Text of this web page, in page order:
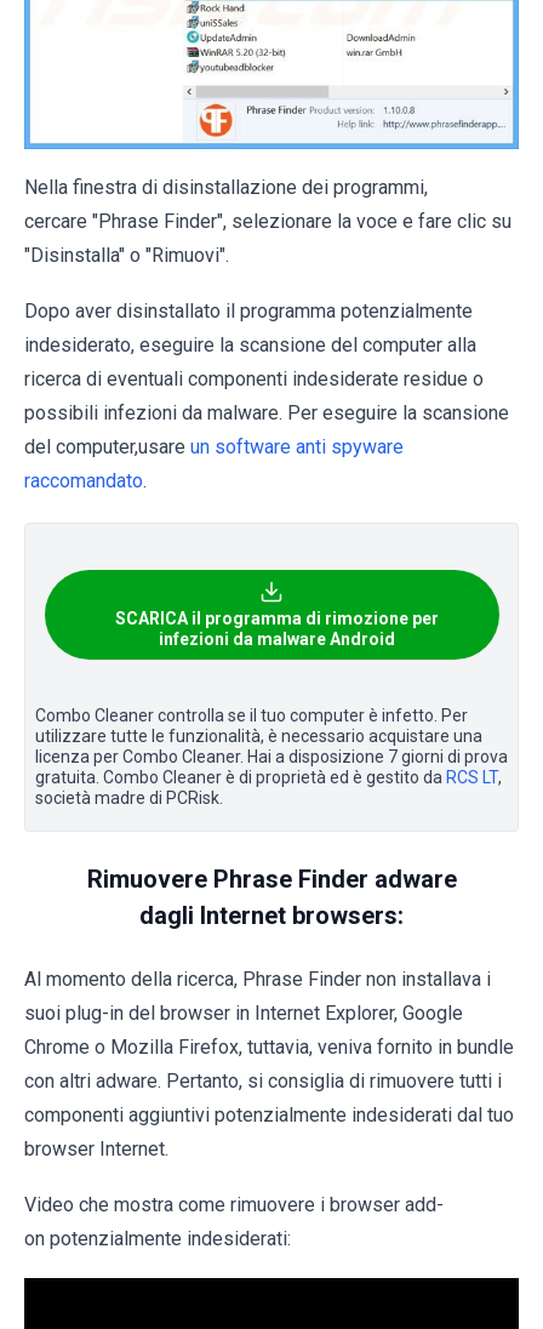
Nella finestra di disinstallazione dei programmi,
cercare "Phrase Finder", selezionare la voce e fare clic su
"Disinstalla" o "Rimuovi".
Dopo aver disinstallato il programma potenzialmente
indesiderato, eseguire la scansione del computer alla
ricerca di eventuali componenti indesiderate residue o
possibili infezioni da malware. Per eseguire la scansione
del computer,usare un software anti spyware
raccomandato.
SCARICA il programma di rimozione per
infezioni da malware Android
Combo Cleaner controlla se il tuo computer è infetto. Per
utilizzare tutte le funzionalità, è necessario acquistare una
licenza per Combo Cleaner. Hai a disposizione 7 giorni di prova
gratuita. Combo Cleaner è di proprietà ed è gestito da RCS LT,
società madre di PCRisk.
Rimuovere Phrase Finder adware
dagli Internet browsers:
Al momento della ricerca, Phrase Finder non installava i
suoi plug-in del browser in Internet Explorer, Google
Chrome o Mozilla Firefox, tuttavia, veniva fornito in bundle
con altri adware. Pertanto, si consiglia di rimuovere tutti i
componenti aggiuntivi potenzialmente indesiderati dal tuo
browser Internet.
Video che mostra come rimuovere i browser add-
on potenzialmente indesiderati: